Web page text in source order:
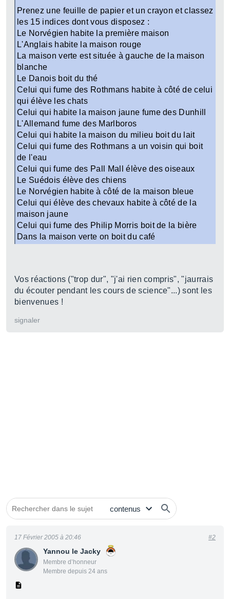
Prenez une feuille de papier et un crayon et classez
les 15 indices dont vous disposez :
Le Norvégien habite la première maison
L'Anglais habite la maison rouge
La maison verte est située à gauche de la maison
blanche
Le Danois boit du thé
Celui qui fume des Rothmans habite à côté de celui
qui élève les chats
Celui qui habite la maison jaune fume des Dunhill
L'Allemand fume des Marlboros
Celui qui habite la maison du milieu boit du lait
Celui qui fume des Rothmans a un voisin qui boit
de l'eau
Celui qui fume des Pall Mall élève des oiseaux
Le Suédois élève des chiens
Le Norvégien habite à côté de la maison bleue
Celui qui élève des chevaux habite à côté de la
maison jaune
Celui qui fume des Philip Morris boit de la bière
Dans la maison verte on boit du café
Vos réactions ("trop dur", "j'ai rien compris", "jaurrais
du écouter pendant les cours de science"...) sont les
bienvenues !
signaler
Yannou le Jacky
Membre d’honneur
Membre depuis 24 ans
17 Février 2005 à 20:46 #2